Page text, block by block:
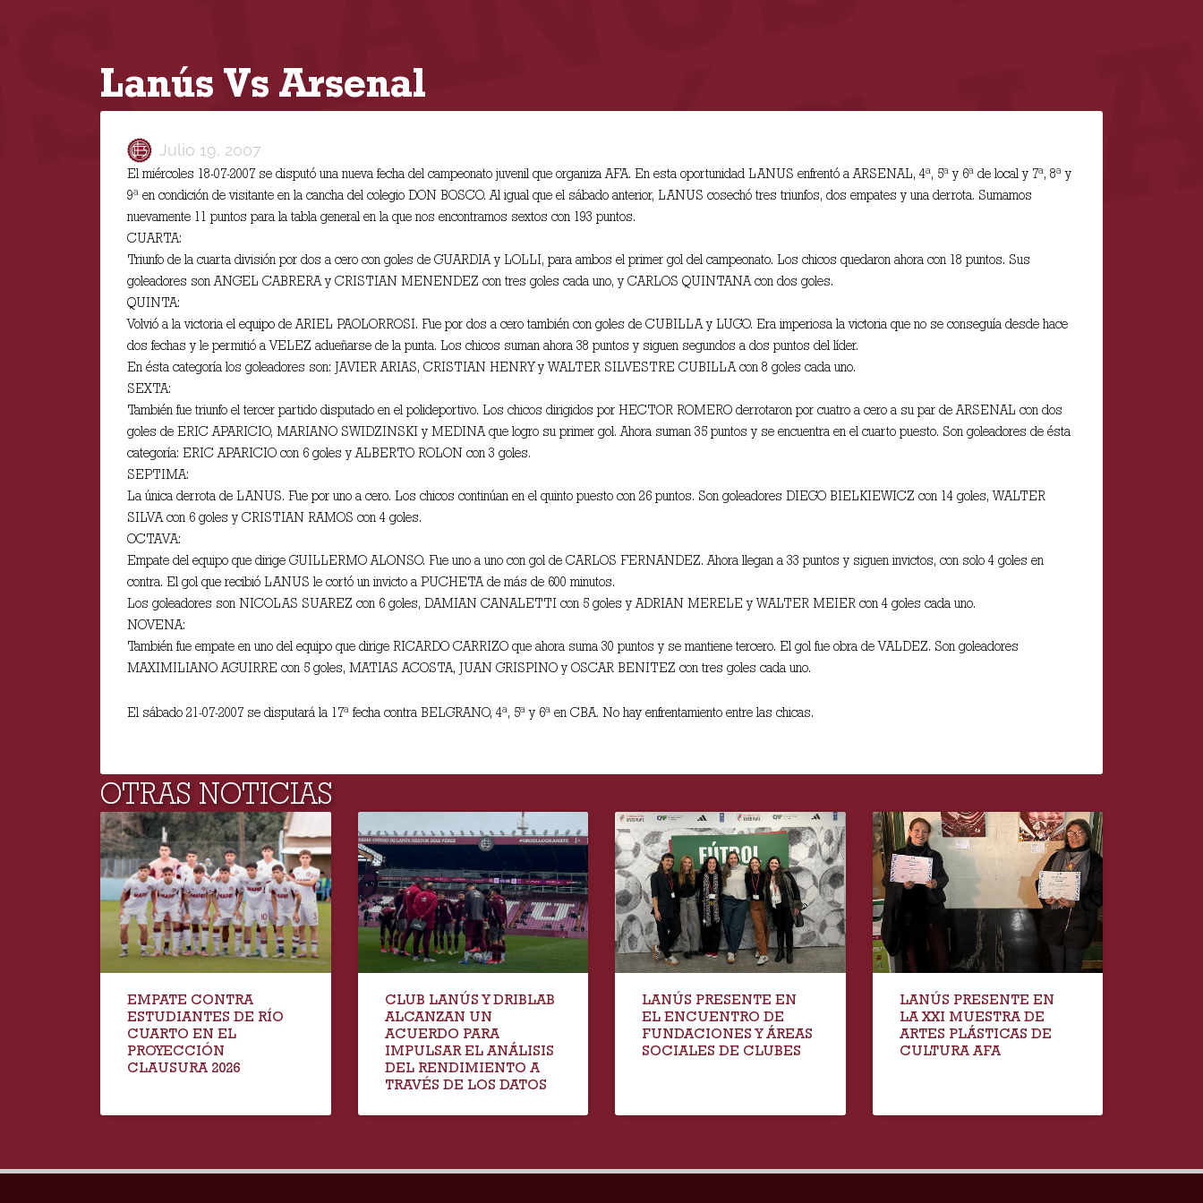
Lanús Vs Arsenal
Julio 19, 2007
El miércoles 18-07-2007 se disputó una nueva fecha del campeonato juvenil que organiza AFA. En esta oportunidad LANUS enfrentó a ARSENAL, 4ª, 5ª y 6ª de local y 7ª, 8ª y
9ª en condición de visitante en la cancha del colegio DON BOSCO. Al igual que el sábado anterior, LANUS cosechó tres triunfos, dos empates y una derrota. Sumamos
nuevamente 11 puntos para la tabla general en la que nos encontramos sextos con 193 puntos.
CUARTA:
Triunfo de la cuarta división por dos a cero con goles de GUARDIA y LOLLI, para ambos el primer gol del campeonato. Los chicos quedaron ahora con 18 puntos. Sus
goleadores son ANGEL CABRERA y CRISTIAN MENENDEZ con tres goles cada uno, y CARLOS QUINTANA con dos goles.
QUINTA:
Volvió a la victoria el equipo de ARIEL PAOLORROSI. Fue por dos a cero también con goles de CUBILLA y LUGO. Era imperiosa la victoria que no se conseguía desde hace
dos fechas y le permitió a VELEZ adueñarse de la punta. Los chicos suman ahora 38 puntos y siguen segundos a dos puntos del líder.
En ésta categoría los goleadores son: JAVIER ARIAS, CRISTIAN HENRY y WALTER SILVESTRE CUBILLA con 8 goles cada uno.
SEXTA:
También fue triunfo el tercer partido disputado en el polideportivo. Los chicos dirigidos por HECTOR ROMERO derrotaron por cuatro a cero a su par de ARSENAL con dos
goles de ERIC APARICIO, MARIANO SWIDZINSKI y MEDINA que logro su primer gol. Ahora suman 35 puntos y se encuentra en el cuarto puesto. Son goleadores de ésta
categoría: ERIC APARICIO con 6 goles y ALBERTO ROLON con 3 goles.
SEPTIMA:
La única derrota de LANUS. Fue por uno a cero. Los chicos continúan en el quinto puesto con 26 puntos. Son goleadores DIEGO BIELKIEWICZ con 14 goles, WALTER
SILVA con 6 goles y CRISTIAN RAMOS con 4 goles.
OCTAVA:
Empate del equipo que dirige GUILLERMO ALONSO. Fue uno a uno con gol de CARLOS FERNANDEZ. Ahora llegan a 33 puntos y siguen invictos, con solo 4 goles en
contra. El gol que recibió LANUS le cortó un invicto a PUCHETA de más de 600 minutos.
Los goleadores son NICOLAS SUAREZ con 6 goles, DAMIAN CANALETTI con 5 goles y ADRIAN MERELE y WALTER MEIER con 4 goles cada uno.
NOVENA:
También fue empate en uno del equipo que dirige RICARDO CARRIZO que ahora suma 30 puntos y se mantiene tercero. El gol fue obra de VALDEZ. Son goleadores
MAXIMILIANO AGUIRRE con 5 goles, MATIAS ACOSTA, JUAN GRISPINO y OSCAR BENITEZ con tres goles cada uno.
El sábado 21-07-2007 se disputará la 17ª fecha contra BELGRANO, 4ª, 5ª y 6ª en CBA. No hay enfrentamiento entre las chicas.
OTRAS NOTICIAS
EMPATE CONTRA
ESTUDIANTES DE RÍO
CUARTO EN EL
PROYECCIÓN
CLAUSURA 2026
CLUB LANÚS Y DRIBLAB
ALCANZAN UN
ACUERDO PARA
IMPULSAR EL ANÁLISIS
DEL RENDIMIENTO A
TRAVÉS DE LOS DATOS
LANÚS PRESENTE EN
EL ENCUENTRO DE
FUNDACIONES Y ÁREAS
SOCIALES DE CLUBES
LANÚS PRESENTE EN
LA XXI MUESTRA DE
ARTES PLÁSTICAS DE
CULTURA AFA